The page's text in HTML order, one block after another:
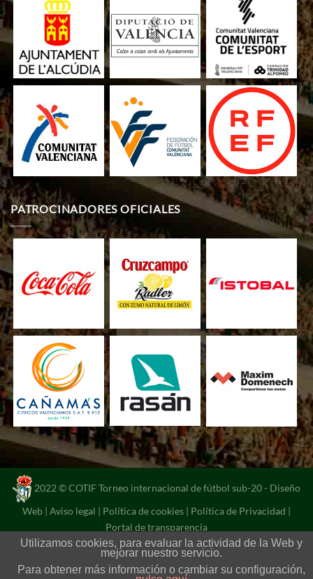
PATROCINADORES OFICIALES
2022 © COTIF Torneo internacional de fútbol sub-20 - Diseño
Web | Aviso legal | Política de cookies | Política de Privacidad |
Portal de transparencia
Utilizamos cookies, para evaluar la actividad de la Web y
mejorar nuestro servicio.
Para obtener más información o cambiar su configuración,